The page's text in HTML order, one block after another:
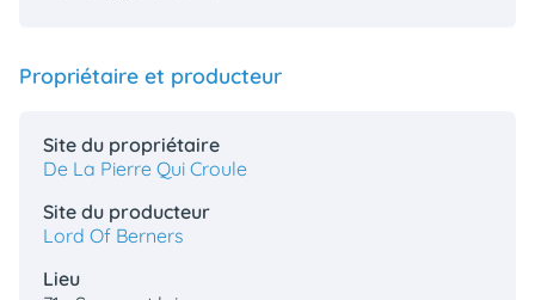
Propriétaire et producteur
Site du propriétaire
De La Pierre Qui Croule
Site du producteur
Lord Of Berners
Lieu